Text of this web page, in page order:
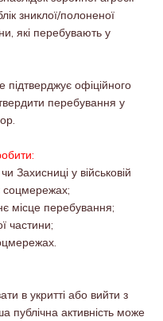
зниклої/полоненої
які перебувають у
підтверджує офіційного
перебування у
Захисниці у військовій
соцмережах;
місце перебування;
частини;
в укритті або вийти з
публічна активність може